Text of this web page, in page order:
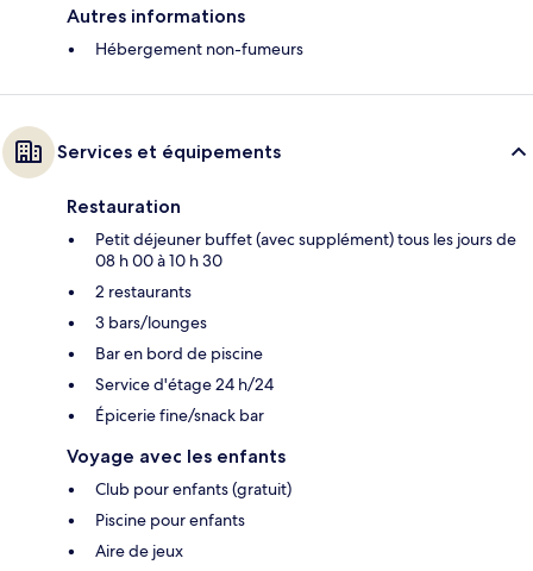
Autres informations
Hébergement non-fumeurs
Services et équipements
Restauration
Petit déjeuner buffet (avec supplément) tous les jours de
08 h 00 à 10 h 30
2 restaurants
3 bars/lounges
Bar en bord de piscine
Service d'étage 24 h/24
Épicerie fine/snack bar
Voyage avec les enfants
Club pour enfants (gratuit)
Piscine pour enfants
Aire de jeux